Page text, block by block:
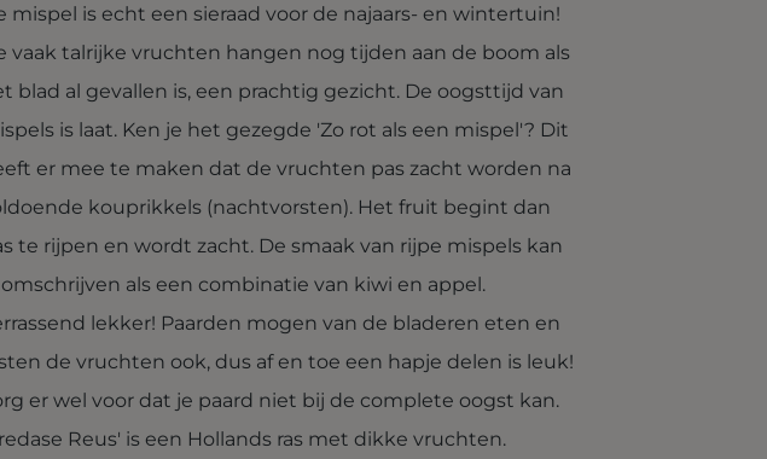
mispel is echt een sieraad voor de najaars- en wintertuin!
vaak talrijke vruchten hangen nog tijden aan de boom als
blad al gevallen is, een prachtig gezicht. De oogsttijd van
is laat. Ken je het gezegde 'Zo rot als een mispel'? Dit
er mee te maken dat de vruchten pas zacht worden na
kouprikkels (nachtvorsten). Het fruit begint dan
te rijpen en wordt zacht. De smaak van rijpe mispels kan
als een combinatie van kiwi en appel.
lekker! Paarden mogen van de bladeren eten en
de vruchten ook, dus af en toe een hapje delen is leuk!
er wel voor dat je paard niet bij de complete oogst kan.
Reus' is een Hollands ras met dikke vruchten.